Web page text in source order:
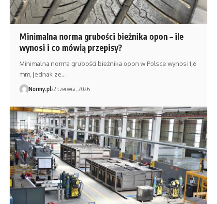
Minimalna norma grubości bieżnika opon – ile
wynosi i co mówią przepisy?
Minimalna norma grubości bieżnika opon w Polsce wynosi 1,6
mm, jednak ze…
Normy.pl22 czerwca, 2026